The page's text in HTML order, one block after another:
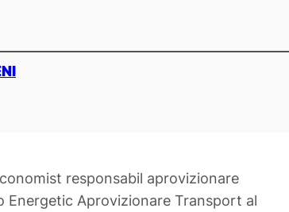
responsabil aprovizionare
Aprovizionare Transport al